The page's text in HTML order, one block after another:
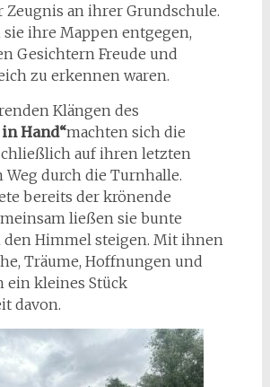
Zeugnis an ihrer Grundschule.
ihre Mappen entgegen,
Gesichtern Freude und
zu erkennen waren.
Klängen des
Hand“machten sich die
auf ihren letzten
Weg durch die Turnhalle.
bereits der krönende
ließen sie bunte
Himmel steigen. Mit ihnen
Träume, Hoffnungen und
ein kleines Stück
davon.